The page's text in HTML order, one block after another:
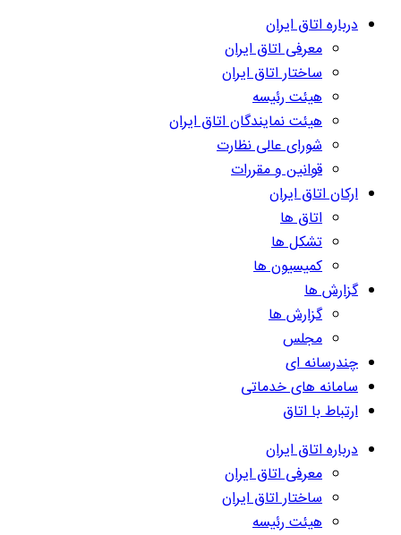
درباره اتاق ایران
معرفی اتاق ایران
ساختار اتاق ایران
هیئت رئیسه
هیئت نمایندگان اتاق ایران
شورای عالی نظارت
قوانین و مقررات
ارکان اتاق ایران
اتاق ها
تشکل ها
کمیسیون ها
گزارش ها
گزارش ها
مجلس
چندرسانه ای
سامانه های خدماتی
ارتباط با اتاق
درباره اتاق ایران
معرفی اتاق ایران
ساختار اتاق ایران
هیئت رئیسه